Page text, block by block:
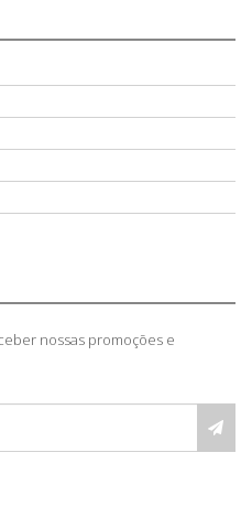
nossas promoções e